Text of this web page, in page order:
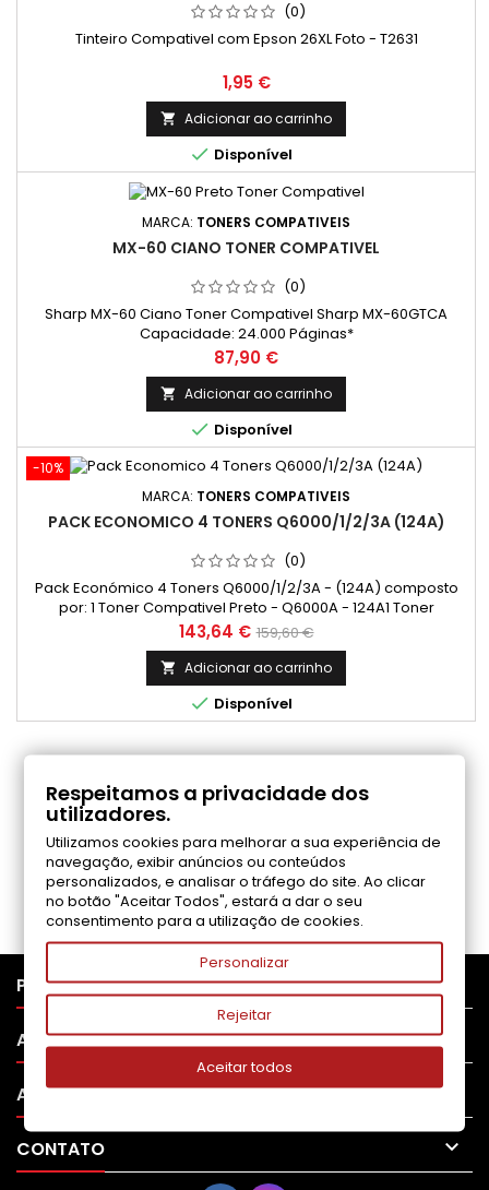
(0)
Tinteiro Compativel com Epson 26XL Foto - T2631
Preço
1,95 €
 Adicionar ao carrinho
 Disponível
MARCA: TONERS COMPATIVEIS
MX-60 CIANO TONER COMPATIVEL
(0)
Sharp MX-60 Ciano Toner Compativel Sharp MX-60GTCA
Capacidade: 24.000 Páginas*
Preço
87,90 €
 Adicionar ao carrinho
 Disponível
-10%
MARCA: TONERS COMPATIVEIS
PACK ECONOMICO 4 TONERS Q6000/1/2/3A (124A)
(0)
Pack Económico 4 Toners Q6000/1/2/3A - (124A) composto
por: 1 Toner Compativel Preto - Q6000A - 124A1 Toner
Compativel Ciano - Q6001A - 124A1 Toner
Compativel Amarelo - Q6002A - 124A 1 Toner Compativel
Magenta - Q6003A - 124A
Preço
143,64 € Preço
normal
159,60 €
 Adicionar ao carrinho
 Disponível
COMENTÁRIOS (0)
Seja o primeiro a fazer uma avaliação
PRODUTOS 
APOIO AO CLIENTE 
A SUA CONTA 
CONTATO 
Respeitamos a privacidade dos
utilizadores.
Utilizamos cookies para melhorar a sua experiência de
navegação, exibir anúncios ou conteúdos
personalizados, e analisar o tráfego do site. Ao clicar
no botão "Aceitar Todos", estará a dar o seu
consentimento para a utilização de cookies.
Personalizar
Rejeitar
Aceitar todos